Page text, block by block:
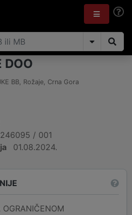
DOO
BB, Rožaje, Crna Gora
/ 001
01.08.2024.
OGRANIČENOM